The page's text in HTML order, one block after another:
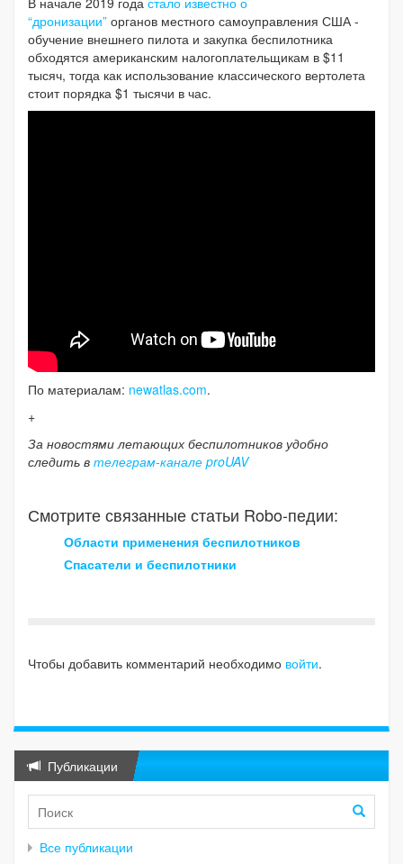
“дронизации” органов местного самоуправления США -
обучение внешнего пилота и закупка беспилотника
обходятся американским налогоплательщикам в $11
тысяч, тогда как использование классического вертолета
стоит порядка $1 тысячи в час.
По материалам: newatlas.com.
+
За новостями летающих беспилотников удобно
следить в телеграм-канале proUAV
Смотрите связанные статьи Robo-педии:
Области применения беспилотников
Спасатели и беспилотники
Чтобы добавить комментарий необходимо войти.
Публикации
Все публикации